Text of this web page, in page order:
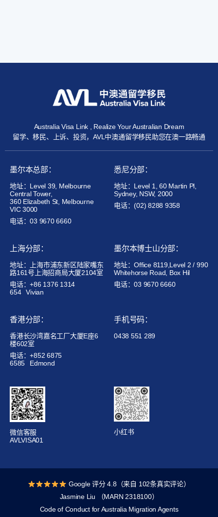
Australia Visa Link , Realize Your Australian Dream
留学、移民、上诉、投资，AVL中澳通留学移民助您在澳一路畅通
墨尔本总部：
地址：Level 39, Melbourne
Central Tower,
360 Elizabeth St, Melbourne
VIC 3000
电话：03 9670 6660
悉尼分部：
地址：Level 1, 60 Martin Pl,
Sydney, NSW, 2000
电话：(02) 8288 9358
上海分部：
地址：上海市浦东新区陆家嘴东
路161号上海招商局大厦2104室
电话：+86 1376 1314
654
Vivian
墨尔本博士山分部：
地址：Office 8119,Level 2 / 990
Whitehorse Road, Box Hil
电话：03 9670 6660
香港分部：
香港长沙湾嘉名工厂大厦E座6
楼602室
电话：+852 6875
6585
Edmond
手机号码：
0438 551 289
微信客服
AVLVISA01
小红书
Google 评分 4.8（来自 102条真实评论）
Jasmine Liu （MARN 2318100）
Code of Conduct for Australia Migration Agents